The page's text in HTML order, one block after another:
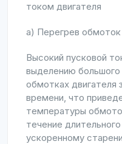
током двигателя
a) Перегрев обмоток
Высокий пусковой
выделению большого
обмотках двигателя
времени, что
температуры
течение
ускоренному